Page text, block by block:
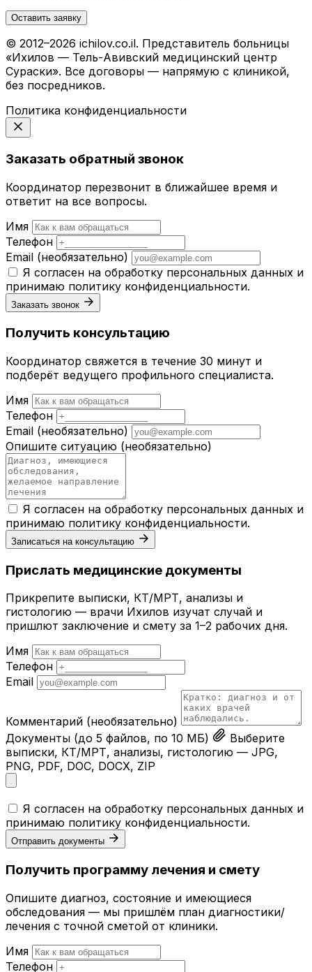
Оставить заявку
© 2012–2026 ichilov.co.il. Представитель больницы
«Ихилов — Тель-Авивский медицинский центр
Сураски». Все договоры — напрямую с клиникой,
без посредников.
Политика конфиденциальности
Заказать обратный звонок
Координатор перезвонит в ближайшее время и
ответит на все вопросы.
Имя
Телефон
Email (необязательно)
Я согласен на обработку персональных данных и
принимаю политику конфиденциальности.
Заказать звонок
Получить консультацию
Координатор свяжется в течение 30 минут и
подберёт ведущего профильного специалиста.
Имя
Телефон
Email (необязательно)
Опишите ситуацию (необязательно)
Я согласен на обработку персональных данных и
принимаю политику конфиденциальности.
Записаться на консультацию
Прислать медицинские документы
Прикрепите выписки, КТ/МРТ, анализы и
гистологию — врачи Ихилов изучат случай и
пришлют заключение и смету за 1–2 рабочих дня.
Имя
Телефон
Email
Комментарий (необязательно)
Документы (до 5 файлов, по 10 МБ)
Выберите
выписки, КТ/МРТ, анализы, гистологию — JPG,
PNG, PDF, DOC, DOCX, ZIP
Я согласен на обработку персональных данных и
принимаю политику конфиденциальности.
Отправить документы
Получить программу лечения и смету
Опишите диагноз, состояние и имеющиеся
обследования — мы пришлём план диагностики/
лечения с точной сметой от клиники.
Имя
Телефон